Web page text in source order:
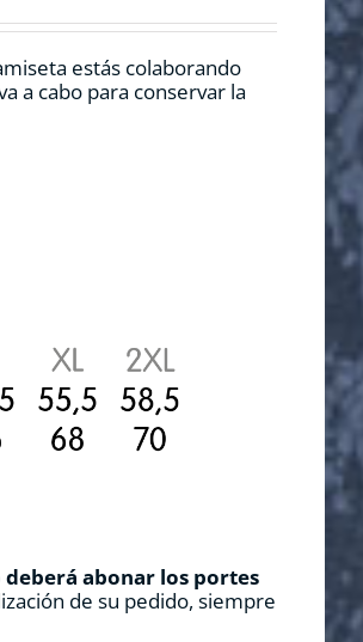
estás colaborando
a cabo para conservar la
abonar los portes
de su pedido, siempre